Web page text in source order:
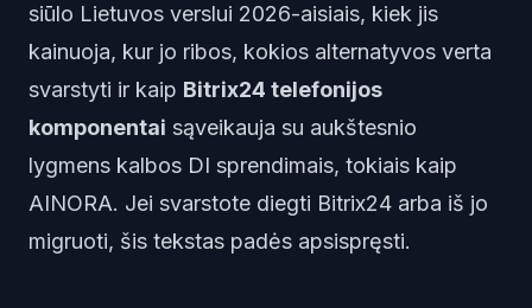
siūlo Lietuvos verslui 2026-aisiais, kiek jis
kainuoja, kur jo ribos, kokios alternatyvos verta
svarstyti ir kaip Bitrix24 telefonijos
komponentai sąveikauja su aukštesnio
lygmens kalbos DI sprendimais, tokiais kaip
AINORA. Jei svarstote diegti Bitrix24 arba iš jo
migruoti, šis tekstas padės apsispręsti.